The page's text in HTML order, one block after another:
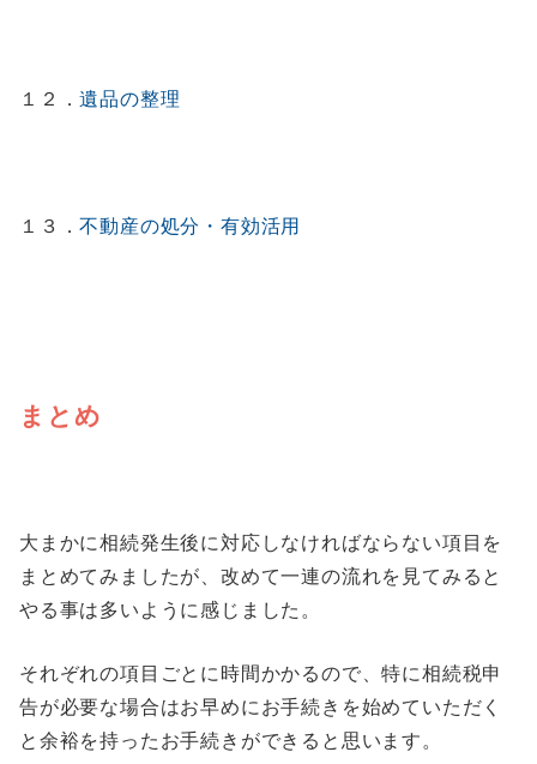
１２．遺品の整理
１３．不動産の処分・有効活用
まとめ
大まかに相続発生後に対応しなければならない項目を
まとめてみましたが、改めて一連の流れを見てみると
やる事は多いように感じました。
それぞれの項目ごとに時間かかるので、特に相続税申
告が必要な場合はお早めにお手続きを始めていただく
と余裕を持ったお手続きができると思います。